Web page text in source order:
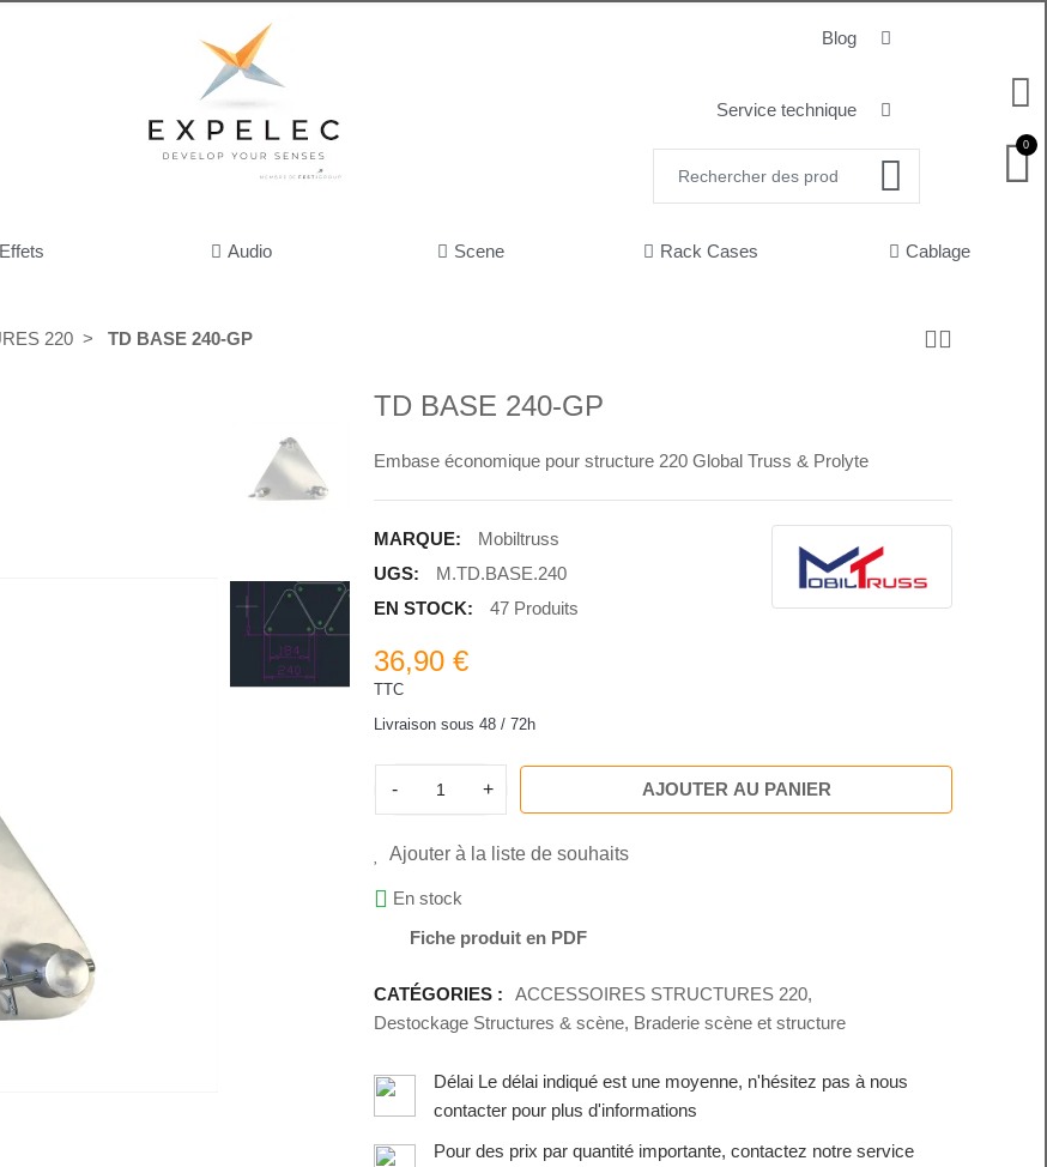
Blog
Service technique
0
Effets Audio Scene Rack Cases Cablage
220 TD BASE 240-GP
TD BASE 240-GP
Embase économique pour structure 220 Global Truss & Prolyte
MARQUE:
Mobiltruss
UGS:
M.TD.BASE.240
EN STOCK:
47 Produits
36,90 €
TTC
Livraison sous 48 / 72h
- + AJOUTER AU PANIER
Ajouter à la liste de souhaits
En stock
Fiche produit en PDF
CATÉGORIES : ACCESSOIRES STRUCTURES 220,
Destockage Structures & scène, Braderie scène et structure
Délai Le délai indiqué est une moyenne, n'hésitez pas à nous
contacter pour plus d'informations
Pour des prix par quantité importante, contactez notre service